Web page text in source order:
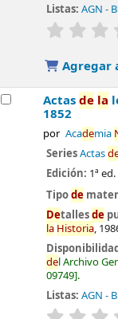
Listas: AGN -
valoración
Agregar
Actasde la
1852
por Academia
SeriesActas
Edición: 1ª ed.
Tipode
Detallesde
la Historia,
del Archivo
09749 .
Listas: AGN -
valoración